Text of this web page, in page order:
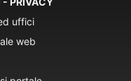
uffici
web